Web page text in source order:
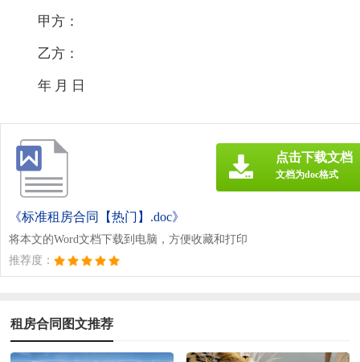
甲方：
乙方：
年 月 日
《标准租房合同【热门】.doc》
将本文的Word文档下载到电脑，方便收藏和打印
推荐度：
点击下载文档
文档为doc格式
租房合同图文推荐